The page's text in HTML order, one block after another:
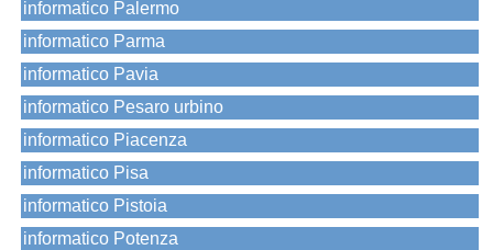
informatico Palermo
informatico Parma
informatico Pavia
informatico Pesaro urbino
informatico Piacenza
informatico Pisa
informatico Pistoia
informatico Potenza